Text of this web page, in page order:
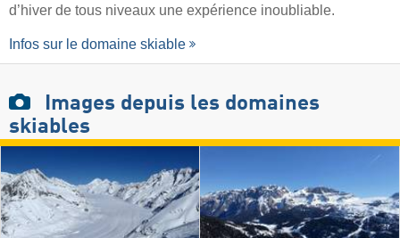
d’hiver de tous niveaux une expérience inoubliable.
Infos sur le domaine skiable
Images depuis les domaines
skiables